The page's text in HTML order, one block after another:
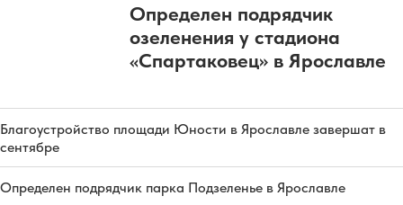
Определен подрядчик
озеленения у стадиона
«Спартаковец» в Ярославле
Благоустройство площади Юности в Ярославле завершат в
сентябре
Определен подрядчик парка Подзеленье в Ярославле